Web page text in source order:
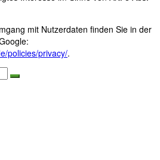
mit Nutzerdaten finden Sie in der
policies/privacy/.